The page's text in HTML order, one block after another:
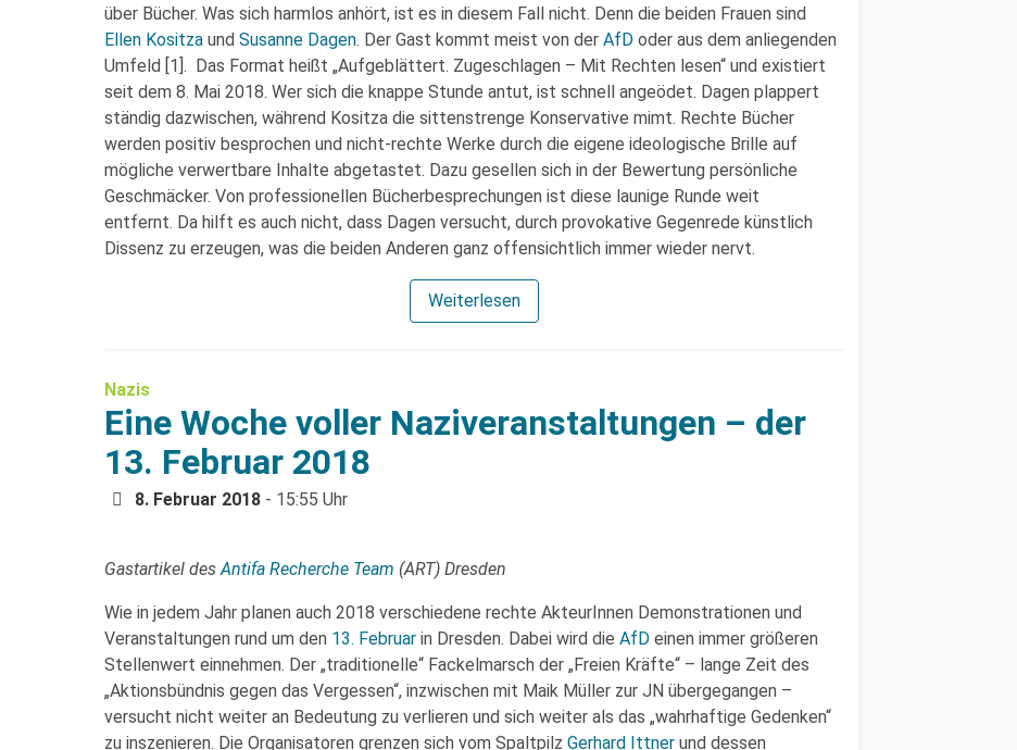
über Bücher. Was sich harmlos anhört, ist es in diesem Fall nicht. Denn die beiden Frauen sind
Ellen Kositza und Susanne Dagen. Der Gast kommt meist von der AfD oder aus dem anliegenden
Umfeld [1]. Das Format heißt „Aufgeblättert. Zugeschlagen – Mit Rechten lesen“ und existiert
seit dem 8. Mai 2018. Wer sich die knappe Stunde antut, ist schnell angeödet. Dagen plappert
ständig dazwischen, während Kositza die sittenstrenge Konservative mimt. Rechte Bücher
werden positiv besprochen und nicht-rechte Werke durch die eigene ideologische Brille auf
mögliche verwertbare Inhalte abgetastet. Dazu gesellen sich in der Bewertung persönliche
Geschmäcker. Von professionellen Bücherbesprechungen ist diese launige Runde weit
entfernt. Da hilft es auch nicht, dass Dagen versucht, durch provokative Gegenrede künstlich
Dissenz zu erzeugen, was die beiden Anderen ganz offensichtlich immer wieder nervt.
Weiterlesen
Nazis
Eine Woche voller Naziveranstaltungen – der
13. Februar 2018
8. Februar 2018 - 15:55 Uhr
Gastartikel desAntifa Recherche Team (ART) Dresden
Wie in jedem Jahr planen auch 2018 verschiedene rechte AkteurInnen Demonstrationen und
Veranstaltungen rund um den 13. Februar in Dresden. Dabei wird die AfD einen immer größeren
Stellenwert einnehmen. Der „traditionelle“ Fackelmarsch der „Freien Kräfte“ – lange Zeit des
„Aktionsbündnis gegen das Vergessen“, inzwischen mit Maik Müller zur JN übergegangen –
versucht nicht weiter an Bedeutung zu verlieren und sich weiter als das „wahrhaftige Gedenken“
zu inszenieren. Die Organisatoren grenzen sich vom Spaltpilz Gerhard Ittner und dessen